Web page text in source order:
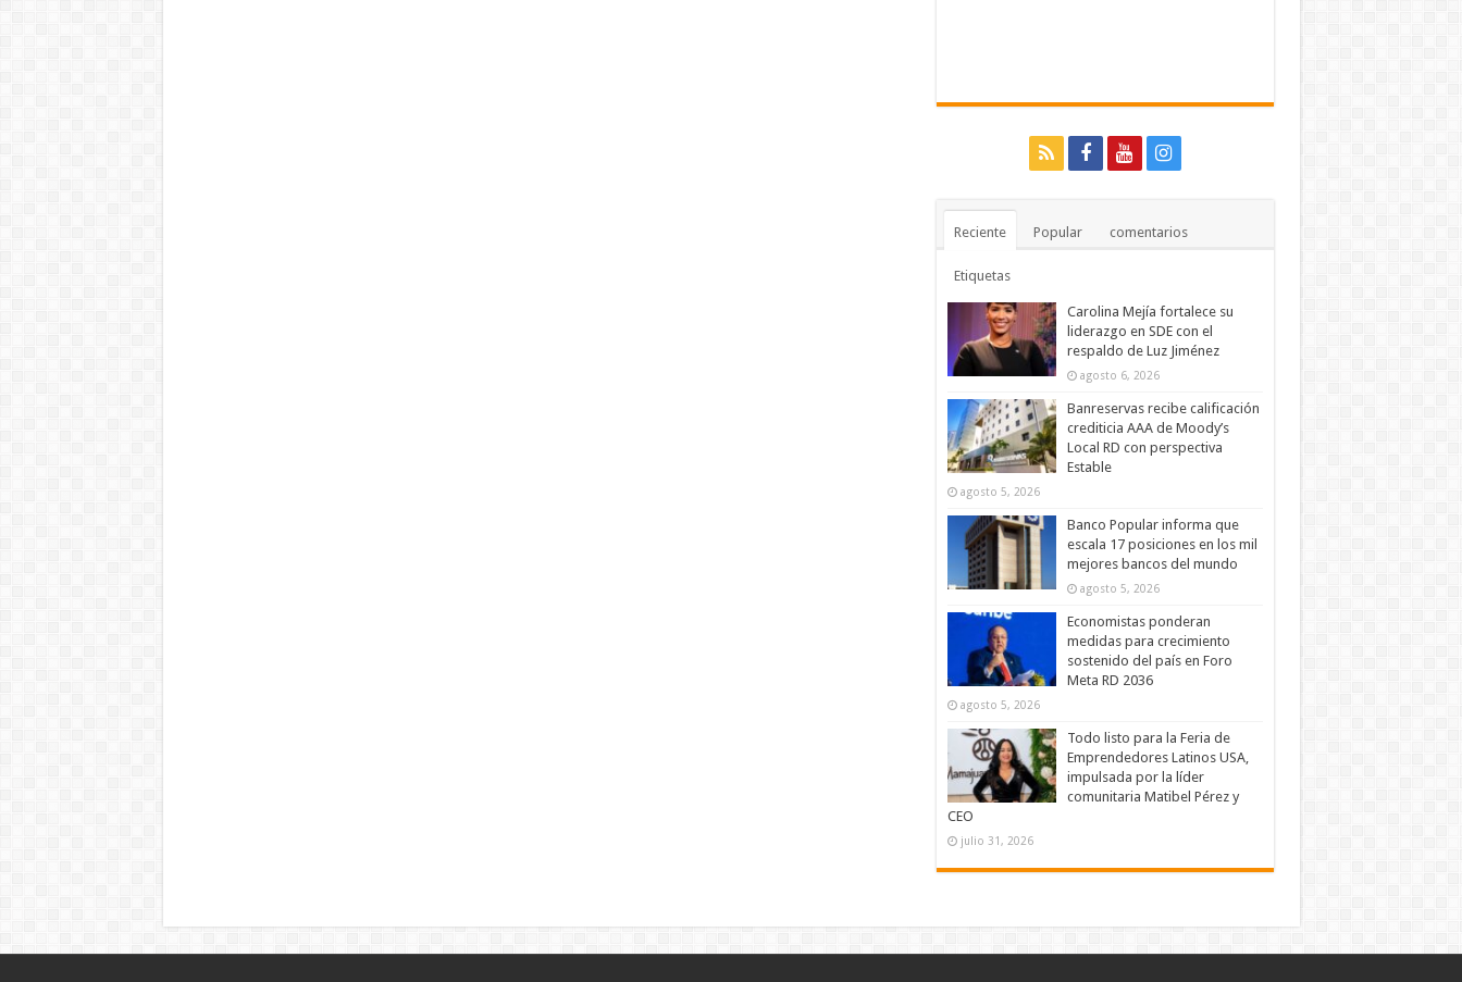
Reciente Popular comentarios
Etiquetas
Carolina Mejía fortalece su
liderazgo en SDE con el
respaldo de Luz Jiménez
agosto 6, 2026
Banreservas recibe calificación
crediticia AAA de Moody’s
Local RD con perspectiva
Estable
agosto 5, 2026
Banco Popular informa que
escala 17 posiciones en los mil
mejores bancos del mundo
agosto 5, 2026
Economistas ponderan
medidas para crecimiento
sostenido del país en Foro
Meta RD 2036
agosto 5, 2026
Todo listo para la Feria de
Emprendedores Latinos USA,
impulsada por la líder
comunitaria Matibel Pérez y
CEO
julio 31, 2026